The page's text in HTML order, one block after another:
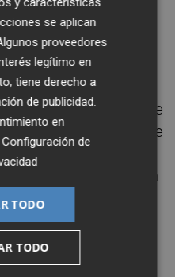
en que las
en curso
para acortar
para
Se trata de
para el desarrollo de
de Interés
acelerada
de 50
expertos
de ejecución de
no debería
se aplican
proveedores
legítimo en
tiene derecho a
de publicidad.
en
Configuración de
TODO
TODO